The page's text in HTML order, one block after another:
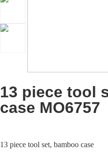
13 piece tool
case MO6757
13 piece tool set, bamboo case